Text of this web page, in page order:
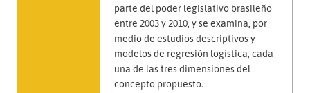
parte del poder legislativo brasileño
entre 2003 y 2010, y se examina, por
medio de estudios descriptivos y
modelos de regresión logística, cada
una de las tres dimensiones del
concepto propuesto.